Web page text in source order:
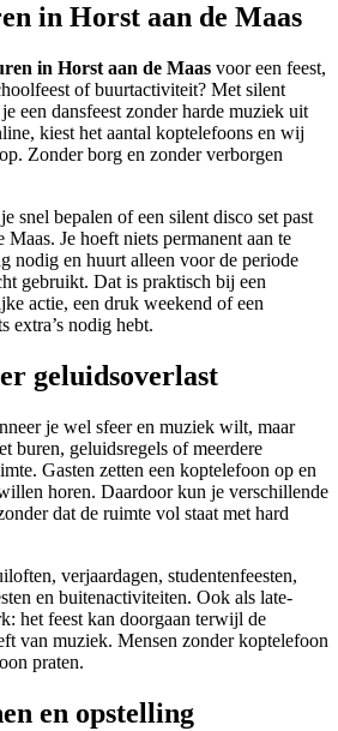
in Horst aan de Maas
in Horst aan de Maas voor een feest,
of buurtactiviteit? Met silent
een dansfeest zonder harde muziek uit
kiest het aantal koptelefoons en wij
Zonder borg en zonder verborgen
snel bepalen of een silent disco set past
Je hoeft niets permanent aan te
nodig en huurt alleen voor de periode
gebruikt. Dat is praktisch bij een
actie, een druk weekend of een
extra’s nodig hebt.
geluidsoverlast
je wel sfeer en muziek wilt, maar
buren, geluidsregels of meerdere
Gasten zetten een koptelefoon op en
horen. Daardoor kun je verschillende
dat de ruimte vol staat met hard
verjaardagen, studentenfeesten,
en buitenactiviteiten. Ook als late-
het feest kan doorgaan terwijl de
van muziek. Mensen zonder koptelefoon
praten.
en opstelling